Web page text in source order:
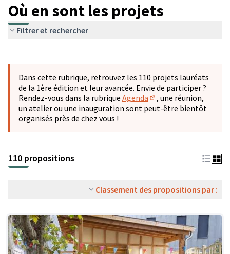
Où en sont les projets
Filtrer et rechercher
−
Dans cette rubrique, retrouvez les 110 projets lauréats
de la 1ère édition et leur avancée. Envie de participer ?
Rendez-vous dans la rubrique Agenda
(S'ouvre dans un
, une réunion,
un atelier ou une inauguration sont peut-être bientôt
organisés près de chez vous !
110 propositions
Classement des propositions par :